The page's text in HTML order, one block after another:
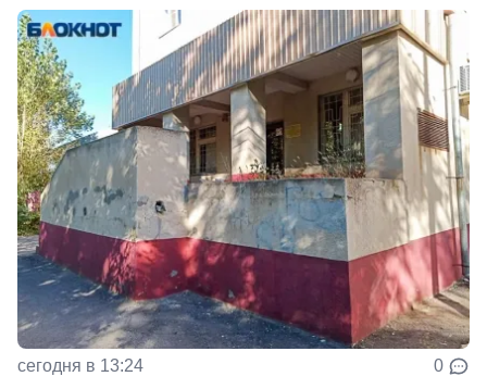
сегодня в 13:24 0